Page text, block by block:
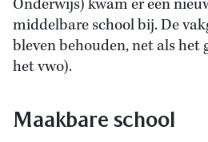
Onderwijs) kwam er een
middelbare school bij. De
bleven behouden, net als
het vwo).
Maakbare school